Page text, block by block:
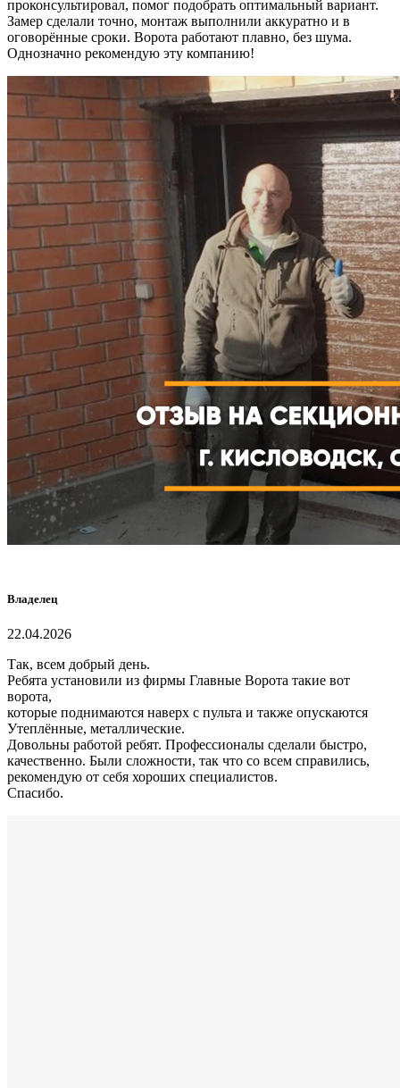
проконсультировал, помог подобрать оптимальный вариант.
Замер сделали точно, монтаж выполнили аккуратно и в
оговорённые сроки. Ворота работают плавно, без шума.
Однозначно рекомендую эту компанию!
Владелец
22.04.2026
Так, всем добрый день.
Ребята установили из фирмы Главные Ворота такие вот
ворота,
которые поднимаются наверх с пульта и также опускаются
Утеплённые, металлические.
Довольны работой ребят. Профессионалы сделали быстро,
качественно. Были сложности, так что со всем справились,
рекомендую от себя хороших специалистов.
Спасибо.